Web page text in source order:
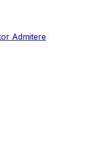
Admitere